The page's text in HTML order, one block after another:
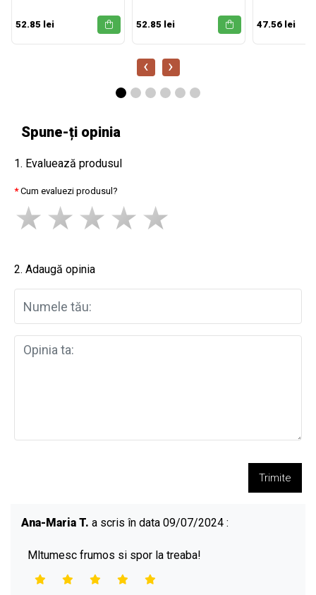
52.85 lei 52.85 lei 47.56 lei
‹ ›
Spune-ți opinia
1. Evaluează produsul
Cum evaluezi produsul?
2. Adaugă opinia
Trimite
Ana-Maria T. a scris în data 09/07/2024 :
Mltumesc frumos si spor la treaba!